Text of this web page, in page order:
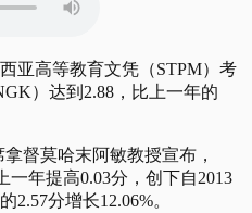
亚高等教育文凭（STPM）考
）达到2.88，比上一年的
督莫哈末阿敏教授宣布，
一年提高0.03分，创下自2013
2.57分增长12.06%。